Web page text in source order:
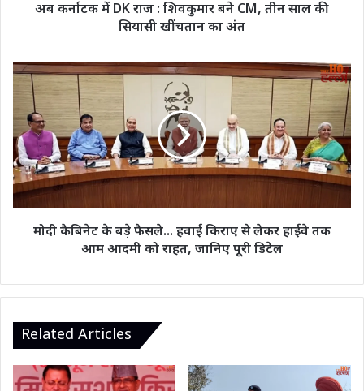
खींचतान
अब कर्नाटक में DK राज : शिवकुमार बने CM, तीन साल की
सियासी खींचतान का अंत
मोदी
कैबिनेट
बड़े
फैसले...
हवाई
किराए
से
लेकर
जानिए
पूरी
मोदी कैबिनेट के बड़े फैसले... हवाई किराए से लेकर हाईवे तक
आम आदमी को राहत, जानिए पूरी डिटेल
Related Articles